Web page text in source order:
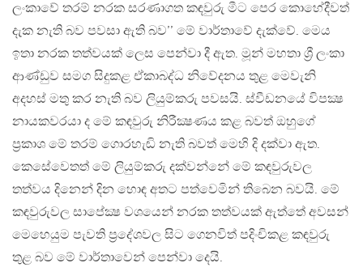
ලංකාවේ තරම් නරක සරණාගත කඳවුරු මීට පෙර කොහේදීවත්
දැක නැති බව පවසා ඇති බව’’ මේ වාර්තාවේ දැක්වේ. මෙය
ඉතා නරක තත්වයක් ලෙස පෙන්වා දී ඇත. මූන් මහතා ශ්‍රී ලංකා
ආණ්ඩුව සමග සිදුකළ ඒකාබද්ධ නිවේදනය තුළ මෙවැනි
අදහස් මතු කර නැති බව ලියුම්කරු පවසයි. ස්වීඩනයේ විපක්‍ෂ
නායකවරයා ද මේ කඳවුරු නිරීක්‍ෂණය කළ බවත් ඔහුගේ
ප්‍රකාශ මේ තරම් ගොරහැඬි නැති බවත් මෙහි දි දක්වා ඇත.
කෙසේවෙතත් මේ ලියුම්කරු දක්වන්නේ මේ කඳවුරුවල
තත්වය දිනෙන් දින හොඳ අතට පත්වෙමින් තිබෙන බවයි. මේ
කඳවුරුවල සාපේක්‍ෂ වශයෙන් නරක තත්වයක් ඇත්තේ අවසන්
මෙහෙයුම පැවති ප්‍රදේශවල සිට ගෙනවිත් පදිංචිකළ කඳවුරු
තුළ බව මේ වාර්තාවෙන් පෙන්වා දෙයි.